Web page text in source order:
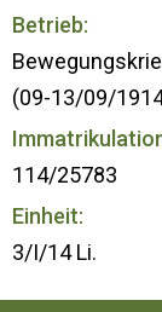
Betrieb:
(09-13/09/
114/25783
Einheit:
3/I/14 Li.